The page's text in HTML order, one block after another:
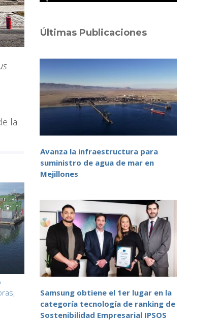
la
Últimas Publicaciones
Avanza la infraestructura para
suministro de agua de mar en
Mejillones
Samsung obtiene el 1er lugar en la
categoría tecnología de ranking de
Sostenibilidad Empresarial IPSOS